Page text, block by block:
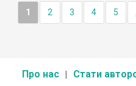
1 2 3 4 5
Про нас Стати